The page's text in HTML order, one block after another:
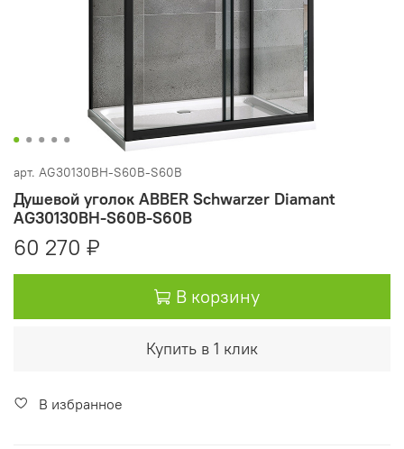
арт. AG30130BH-S60B-S60B
Душевой уголок ABBER Schwarzer Diamant
AG30130BH-S60B-S60B
60 270 ₽
В корзину
Купить в 1 клик
В избранное